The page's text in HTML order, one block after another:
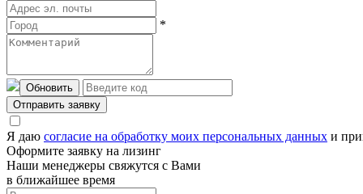
*
Обновить
Отправить заявку
Я даю согласие на обработку моих персональных данных и
Оформите заявку на лизинг
Наши менеджеры свяжутся с Вами
в ближайшее время